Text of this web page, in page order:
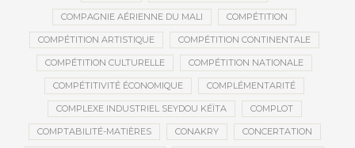
COMPAGNIE AÉRIENNE DU MALI COMPÉTITION
COMPÉTITION ARTISTIQUE COMPÉTITION CONTINENTALE
COMPÉTITION CULTURELLE COMPÉTITION NATIONALE
COMPÉTITIVITÉ ÉCONOMIQUE COMPLÉMENTARITÉ
COMPLEXE INDUSTRIEL SEYDOU KÉÏTA COMPLOT
COMPTABILITÉ-MATIÈRES CONAKRY CONCERTATION